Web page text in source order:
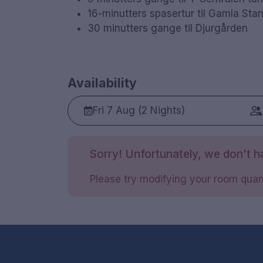
16-minutters spasertur til Gamla Stan
30 minutters gange til Djurgården
Availability
Fri 7 Aug (2 Nights)
Sorry! Unfortunately, we don't
Please try modifying your room